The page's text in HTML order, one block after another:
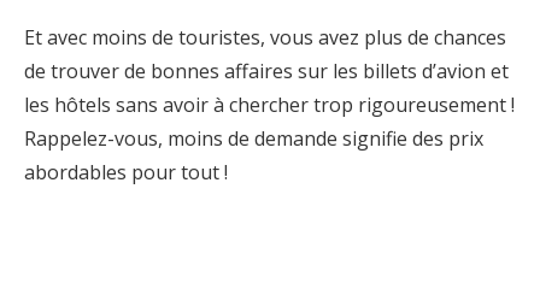
Et avec moins de touristes, vous avez plus de chances
de trouver de bonnes affaires sur les billets d’avion et
les hôtels sans avoir à chercher trop rigoureusement !
Rappelez-vous, moins de demande signifie des prix
abordables pour tout !